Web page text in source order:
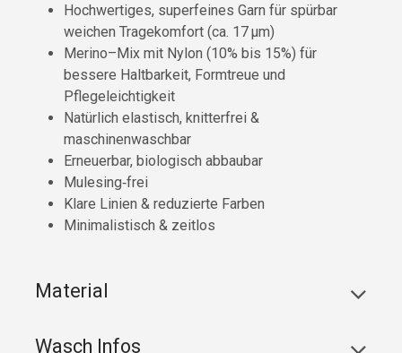
Hochwertiges, superfeines Garn für spürbar
weichen Tragekomfort (ca. 17 µm)
Merino–Mix mit Nylon (10% bis 15%) für
bessere Haltbarkeit, Formtreue und
Pflegeleichtigkeit
Natürlich elastisch, knitterfrei &
maschinenwaschbar
Erneuerbar, biologisch abbaubar
Mulesing‑frei
Klare Linien & reduzierte Farben
Minimalistisch & zeitlos
Material
Wasch Infos